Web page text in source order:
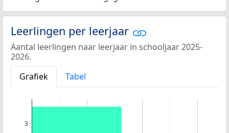
Leerlingen per leerjaar
Aantal leerlingen naar leerjaar in schooljaar 2025-
2026.
Grafiek
Tabel
3